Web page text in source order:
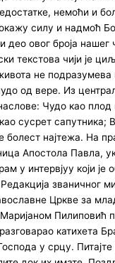
немоћи и
силу и надмоћ
део овог броја нашег
текстова чији је
не подразумева
од вере. Из
Чудо као плод
сусрет сапутника;
болест најтежа. На
Апостола Павла,
у интервјуу који је
званичног
Цркве за
Маријаном Пилиповић
разговарао катихета
у срцу.